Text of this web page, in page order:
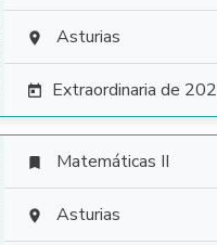
 Asturias
 Extraordinaria de
 Matemáticas II
 Asturias